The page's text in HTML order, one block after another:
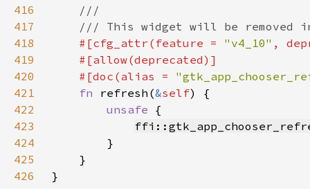
416
417
418
#[cfg_attr(feature = "v4_10" ,
419
420
    #[doc(alias =
421
fn refresh(&self
422
unsafe
423
424
425
426